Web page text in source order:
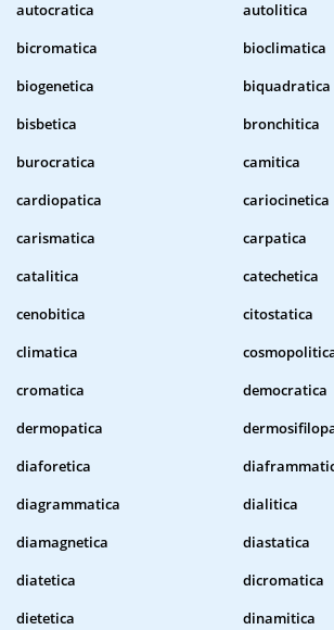
autocratica
autolitica
bicromatica
bioclimatica
biogenetica
biquadratica
bisbetica
bronchitica
burocratica
camitica
cardiopatica
cariocinetica
carismatica
carpatica
catalitica
catechetica
cenobitica
citostatica
climatica
cromatica
democratica
dermopatica
diaforetica
diagrammatica
dialitica
diamagnetica
diastatica
diatetica
dicromatica
dietetica
dinamitica